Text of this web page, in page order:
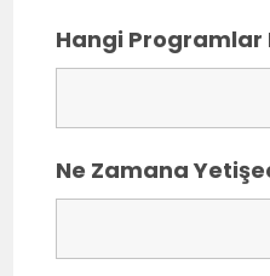
Hangi Programlar
Ne Zamana